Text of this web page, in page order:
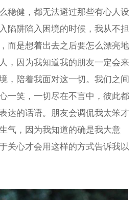
稳健，都无法避过那些有心人设
陷阱陷入困境的时候，我从不担
而是想着出去之后要怎么漂亮地
，因为我知道我的朋友一定会来
，陪着我面对这一切。我们之间
一笑，一切尽在不言中，彼此都
达的话语。朋友会调侃我太笨才
气，因为我知道的确是我大意
关心才会用这样的方式告诉我以